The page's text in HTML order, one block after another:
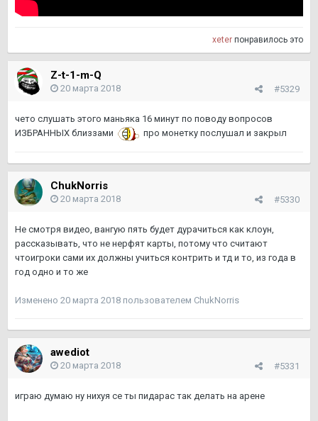
xeter понравилось это
Z-t-1-m-Q
#5329
20 марта 2018
чето слушать этого маньяка 16 минут по поводу вопросов
ИЗБРАННЫХ близзами
про монетку послушал и закрыл
ChukNorris
#5330
20 марта 2018
Не смотря видео, вангую пять будет дурачиться как клоун,
рассказывать, что не нерфят карты, потому что считают
чтоигроки сами их должны учиться контрить и тд и то, из года в
год одно и то же
Изменено 20 марта 2018 пользователем ChukNorris
awediot
#5331
20 марта 2018
играю думаю ну нихуя се ты пидарас так делать на арене